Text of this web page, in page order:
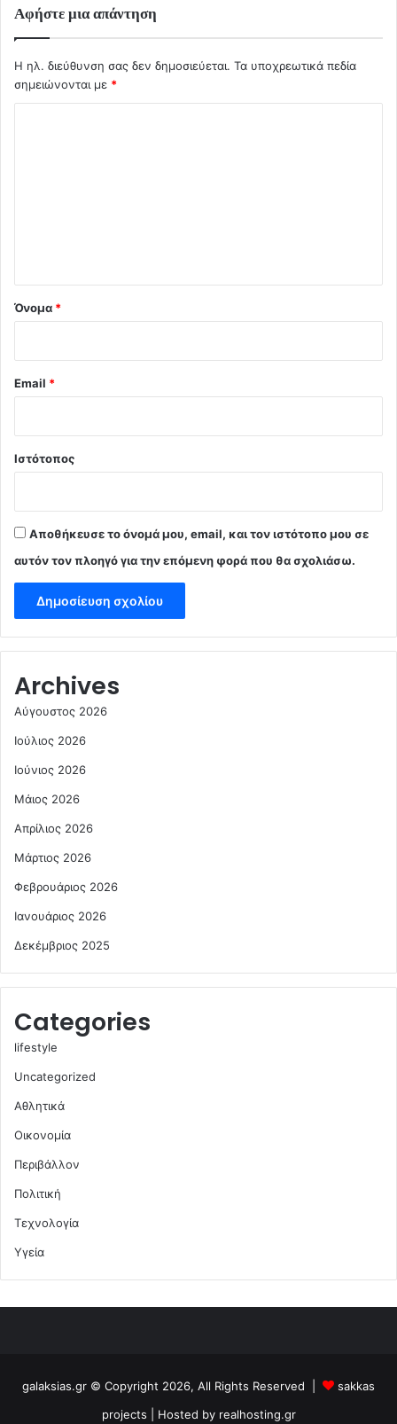
Αφήστε μια απάντηση
Η ηλ. διεύθυνση σας δεν δημοσιεύεται. Τα υποχρεωτικά πεδία
σημειώνονται με *
Όνομα *
Email *
Ιστότοπος
Αποθήκευσε το όνομά μου, email, και τον ιστότοπο μου σε
αυτόν τον πλοηγό για την επόμενη φορά που θα σχολιάσω.
Archives
Αύγουστος 2026
Ιούλιος 2026
Ιούνιος 2026
Μάιος 2026
Απρίλιος 2026
Μάρτιος 2026
Φεβρουάριος 2026
Ιανουάριος 2026
Δεκέμβριος 2025
Categories
lifestyle
Uncategorized
Αθλητικά
Οικονομία
Περιβάλλον
Πολιτική
Τεχνολογία
Υγεία
galaksias.gr © Copyright 2026, All Rights Reserved |
sakkas
projects | Hosted by realhosting.gr